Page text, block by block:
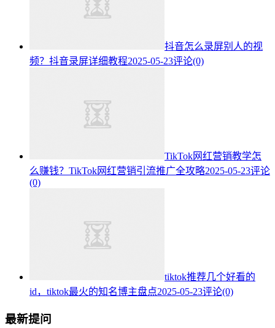
抖音怎么录屏别人的视
频？抖音录屏详细教程2025-05-23评论(0)
TikTok网红营销教学怎
么赚钱？TikTok网红营销引流推广全攻略2025-05-23评论
(0)
tiktok推荐几个好看的
id，tiktok最火的知名博主盘点2025-05-23评论(0)
最新提问